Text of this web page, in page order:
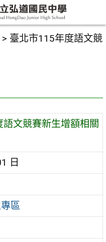
> 臺北市115年度語文競
文競賽新生增額相關
日
區